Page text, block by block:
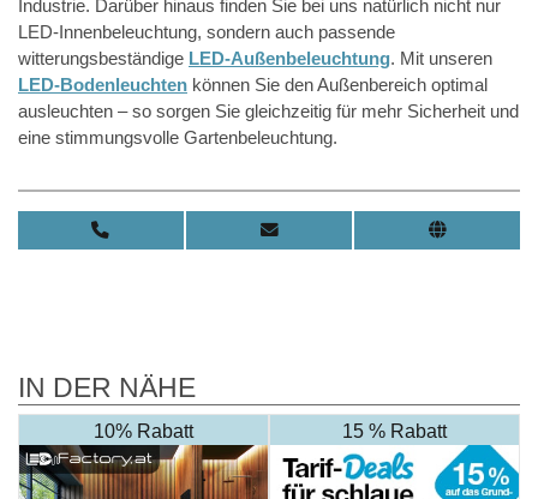
Industrie. Darüber hinaus finden Sie bei uns natürlich nicht nur
LED-Innenbeleuchtung, sondern auch passende
witterungsbeständige LED-Außenbeleuchtung. Mit unseren
LED-Bodenleuchten können Sie den Außenbereich optimal
ausleuchten – so sorgen Sie gleichzeitig für mehr Sicherheit und
eine stimmungsvolle Gartenbeleuchtung.
IN DER NÄHE
10% Rabatt 15 % Rabatt